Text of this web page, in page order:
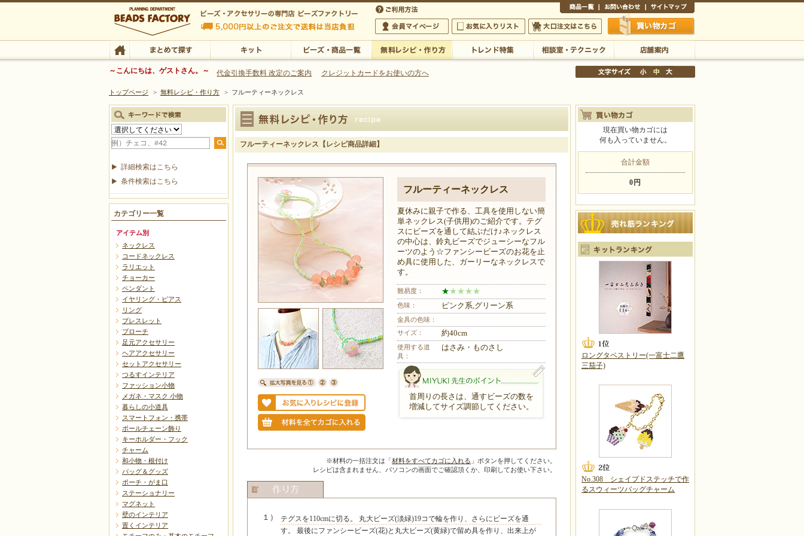
ビーズファクトリー ビーズ・パーツ・金具など・アクセサリーの専門店
ビーズ・アクセサリーの専門店 ビーズファクトリー 5,000円以上のご注文で送料は当店が負担いたします
ビーズ・アクセサリーの専門店 ビーズファクトリー 5,000円以上のご注文で送料は当店が負担いたします
会員マイページ
お気に入りリスト 大口注文はこちら 買い物かご
TOP まとめて探す 店舗案内
～こんにちは、ゲストさん。～ 代金引換手数料 改定のご案内 クレジットカードをお使いの方へ
トップページ > 無料レシピ・作り方 > フルーティーネックレス
フルーティーネックレス【レシピ商品詳細】
フルーティーネックレス
夏休みに親子で作る、工具を使用しない簡
単ネックレス(子供用)のご紹介です。テグ
スにビーズを通して結ぶだけ♪ネックレス
の中心は、鈴丸ビーズでジューシーなフル
ーツのよう☆ファンシービーズのお花を止
め具に使用した、ガーリーなネックレスで
す。
難易度： ★★★★★
色味： ピンク系,グリーン系
金具の色味：
サイズ：
約40cm
使用する道
具：
はさみ・ものさし
首周りの長さは、通すビーズの数を
増減してサイズ調節してください。
※材料の一括注文は「材料をすべてカゴに入れる 」ボタンを押してください。
レシピは含まれません、パソコンの画面でご確認頂くか、印刷してお使い下さい。
１）
テグスを110cmに切る。 丸大ビーズ(淡緑)19コで輪を作り、さらにビーズを通
す。 最後にファンシービーズ(花)と丸大ビーズ(黄緑)で留め具を作り、出来上が
詳細検索はこちら
条件検索はこちら
カテゴリー一覧
アイテム別
ネックレス
コードネックレス
ラリエット
チョーカー
ペンダント
イヤリング・ピアス
リング
ブレスレット
ブローチ
足元アクセサリー
ヘアアクセサリー
セットアクセサリー
つるすインテリア
ファッション小物
メガネ・マスク 小物
暮らしの小道具
スマートフォン・携帯
ボールチェーン飾り
キーホルダー・フック
チャーム
和小物・根付け
バッグ＆グッズ
ポーチ・がま口
ステーショナリー
マグネット
壁のインテリア
置くインテリア
現在買い物カゴには
何も入っていません。
合計金額
0円
ロングタペストリー(一富士二鷹
三茄子)
No.308 シェイプドステッチで作
るスウィーツバッグチャーム